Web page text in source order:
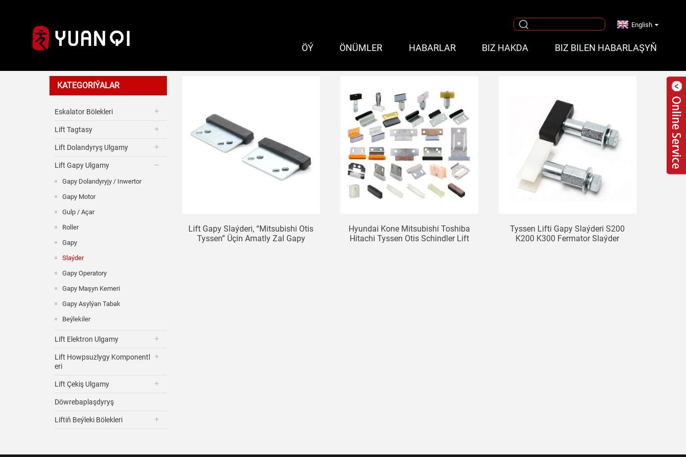
ÖÝ ÖNÜMLER HABARLAR BIZ HAKDA BIZ BILEN HABARLAŞYŇ
English
KATEGORIÝALAR
Eskalator Bölekleri
Lift Tagtasy
Lift Dolandyryş Ulgamy
Lift Gapy Ulgamy
Gapy Dolandyryjy / Inwertor
Gapy Motor
Gulp / Açar
Roller
Gapy
Slaýder
Gapy Operatory
Gapy Maşyn Kemeri
Gapy Asylýan Tabak
Beýlekiler
Lift Elektron Ulgamy
Lift Howpsuzlygy Komponentl
Eri
Lift Çekiş Ulgamy
Döwrebaplaşdyryş
Liftiň Beýleki Bölekleri
Lift Gapy Slaýderi, “Mitsubishi Otis
Tyssen” Üçin Amatly Zal Gapy
Hyundai Kone Mitsubishi Toshiba
Hitachi Tyssen Otis Schindler Lift
Tyssen Lifti Gapy Slaýderi S200
K200 K300 Fermator Slaýder